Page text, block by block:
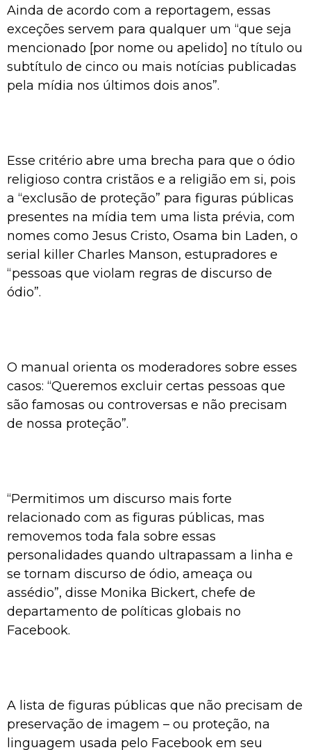
Ainda de acordo com a reportagem, essas
exceções servem para qualquer um “que seja
mencionado [por nome ou apelido] no título ou
subtítulo de cinco ou mais notícias publicadas
pela mídia nos últimos dois anos”.
Esse critério abre uma brecha para que o ódio
religioso contra cristãos e a religião em si, pois
a “exclusão de proteção” para figuras públicas
presentes na mídia tem uma lista prévia, com
nomes como Jesus Cristo, Osama bin Laden, o
serial killer Charles Manson, estupradores e
“pessoas que violam regras de discurso de
ódio”.
O manual orienta os moderadores sobre esses
casos: “Queremos excluir certas pessoas que
são famosas ou controversas e não precisam
de nossa proteção”.
“Permitimos um discurso mais forte
relacionado com as figuras públicas, mas
removemos toda fala sobre essas
personalidades quando ultrapassam a linha e
se tornam discurso de ódio, ameaça ou
assédio”, disse Monika Bickert, chefe de
departamento de políticas globais no
Facebook.
A lista de figuras públicas que não precisam de
preservação de imagem – ou proteção, na
linguagem usada pelo Facebook em seu